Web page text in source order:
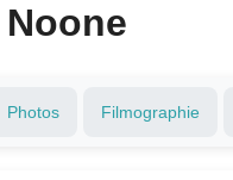
Photos Filmographie